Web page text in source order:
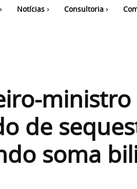
Notícias Consultoria
de
soma